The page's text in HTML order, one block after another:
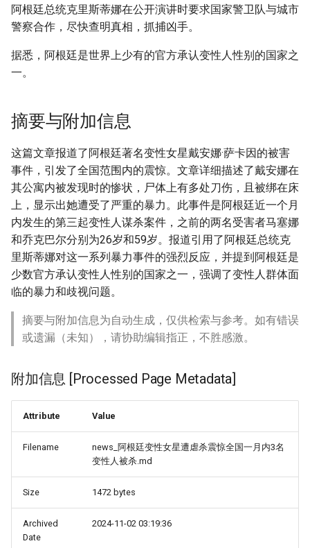
阿根廷总统克里斯蒂娜在公开演讲时要求国家警卫队与城市
警察合作，尽快查明真相，抓捕凶手。
据悉，阿根廷是世界上少有的官方承认变性人性别的国家之
一。
摘要与附加信息
这篇文章报道了阿根廷著名变性女星戴安娜·萨卡因的被害
事件，引发了全国范围内的震惊。文章详细描述了戴安娜在
其公寓内被发现时的惨状，尸体上有多处刀伤，且被绑在床
上，显示出她遭受了严重的暴力。此事件是阿根廷近一个月
内发生的第三起变性人谋杀案件，之前的两名受害者马塞娜
和乔克巴尔分别为26岁和59岁。报道引用了阿根廷总统克
里斯蒂娜对这一系列暴力事件的强烈反应，并提到阿根廷是
少数官方承认变性人性别的国家之一，强调了变性人群体面
临的暴力和歧视问题。
摘要与附加信息为自动生成，仅供检索与参考。如有错误
或遗漏（未知），请协助编辑指正，不胜感激。
附加信息 [Processed Page Metadata]
Attribute Value
Filename
news_阿根廷变性女星遭虐杀震惊全国一月内3名
变性人被杀.md
Size 1472 bytes
Archived
Date
2024-11-02 03:19:36